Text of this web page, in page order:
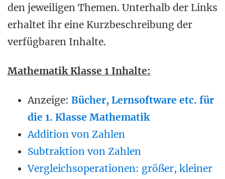
den jeweiligen Themen. Unterhalb der Links
erhaltet ihr eine Kurzbeschreibung der
verfügbaren Inhalte.
Mathematik Klasse 1 Inhalte:
Anzeige: Bücher, Lernsoftware etc. für
die 1. Klasse Mathematik
Addition von Zahlen
Subtraktion von Zahlen
Vergleichsoperationen: größer, kleiner